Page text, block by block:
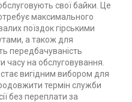
свої байки. Це
максимального
поїздок гірськими
а також для
передбачуваність
часу на обслуговування.
вигідним вибором для
термін служби
без переплати за